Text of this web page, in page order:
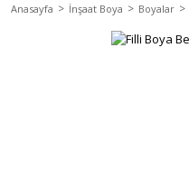
Anasayfa İnşaat Boya Boyalar